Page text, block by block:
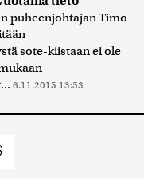
puheenjohtajan Timo
sote-kiistaan ei ole
6.11.2015 13:53